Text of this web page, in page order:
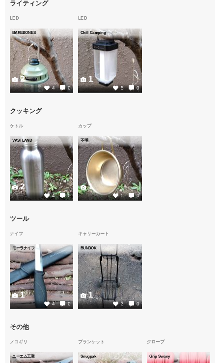
ライティング
LED
BAREBONES
4 0
2
LED
Chill Camping
5 0
1
クッキング
ケトル
VASTLAND
4 0
2
カップ
不明
5 0
1
ツール
ナイフ
モーラナイフ
4 0
1
キャリーカート
BUNDOK
3 0
1
その他
ノコギリ
ユーエム工業
ブランケット
Snugpak
グローブ
Grip Swany